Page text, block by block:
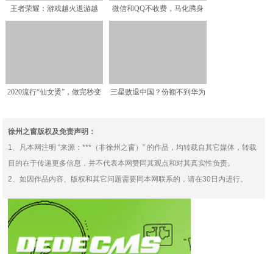
王者荣耀：游戏越火退游越
微信和QQ不收费，马化腾身
2020流行“仙女烫”，做完秒变
三星败退中国？份额不到华为
徐州之窗版权及免责声明：
1、凡本网注明 “来源：***（非徐州之窗）” 的作品，均转载自其它媒体，转载
目的在于传递更多信息，并不代表本网赞同其观点和对其真实性负责。
2、如因作品内容、版权和其它问题需要同本网联系的，请在30日内进行。